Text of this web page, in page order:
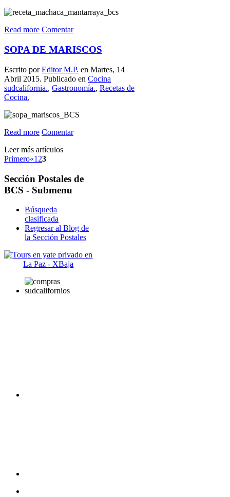
Read more Comentar
SOPA DE MARISCOS
Escrito porEditor M.P. en Martes, 14
Abril 2015. Publicado en Cocina
sudcalifornia., Gastronomía., Recetas de
Cocina.
Read more Comentar
Leer más artículos
Primero«1 23
Sección Postales de
BCS - Submenu
Búsqueda
clasificada
Regresar al Blog de
la Sección Postales